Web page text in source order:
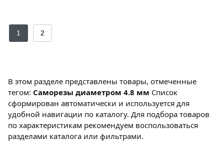
1 2
В этом разделе представлены товары, отмеченные
тегом: Саморезы диаметром 4.8 мм Список
сформирован автоматически и используется для
удобной навигации по каталогу. Для подбора товаров
по характеристикам рекомендуем воспользоваться
разделами каталога или фильтрами.